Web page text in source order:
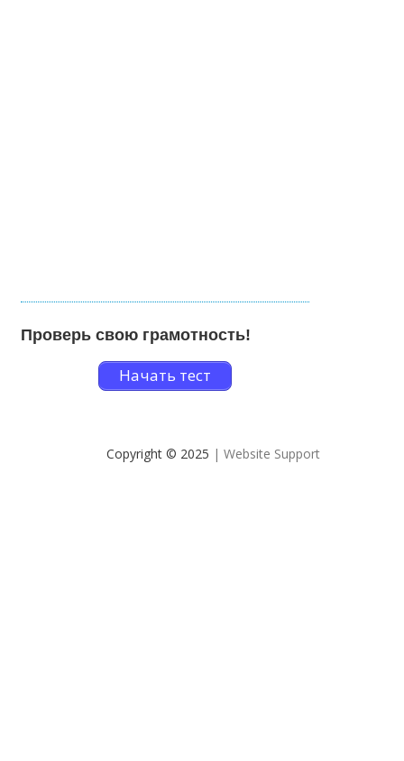
Проверь свою грамотность!
Начать тест
Copyright © 2025 | Website Support